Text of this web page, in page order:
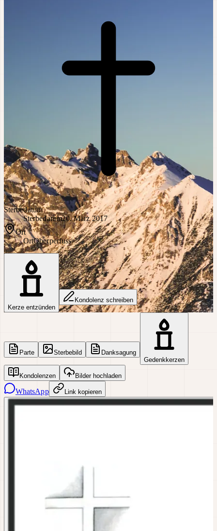
Sterbedatum
Sterbedatum20. März 2017
Ort
OrtOberperfuss
Kerze entzünden
Kondolenz schreiben
Parte Sterbebild
Danksagung
Gedenkkerzen
Kondolenzen Bilder hochladen
WhatsApp Link kopieren